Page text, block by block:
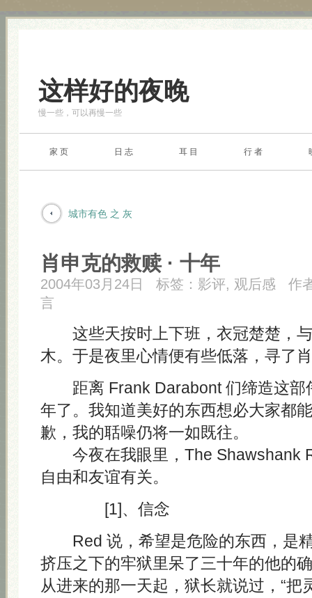
这样好的夜晚
慢一些，可以再慢一些
家 页 日 志 耳 目 行 者
城市有色 之 灰
肖申克的救赎 · 十年
2004年03月24日 标签： 影评, 观后感
作
言
这些天按时上下班，衣冠楚楚，与
木。于是夜里心情便有些低落，寻了
距离 Frank Darabont 们缔造这部
年了。我知道美好的东西想必大家都
歉，我的聒噪仍将一如既往。
今夜在我眼里，The Shawshank
自由和友谊有关。
[1]、信念
Red 说，希望是危险的东西，是
挤压之下的牢狱里呆了三十年的他的
从进来的那一天起，狱长就说过，“把